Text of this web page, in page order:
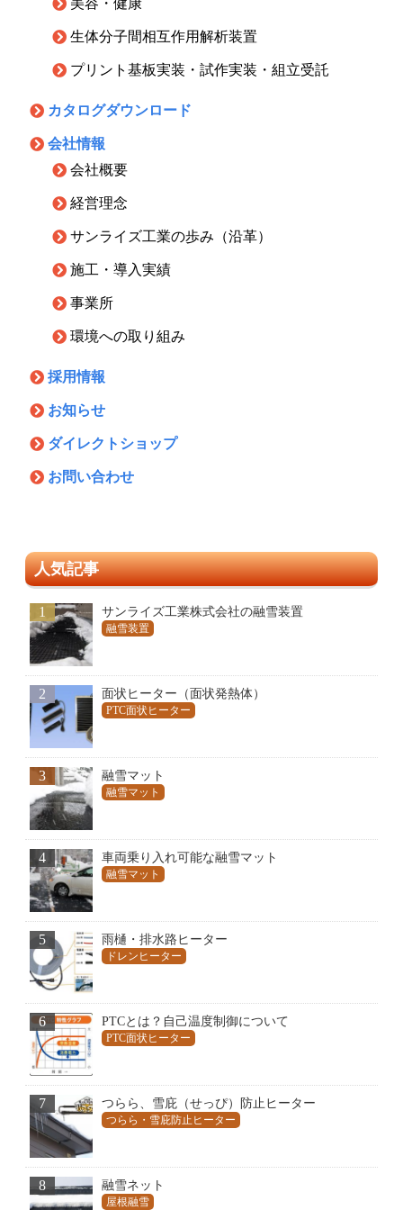
生体分子間相互作用解析装置
プリント基板実装・試作実装・組立受託
カタログダウンロード
会社情報
会社概要
経営理念
サンライズ工業の歩み（沿革）
施工・導入実績
事業所
環境への取り組み
採用情報
お知らせ
ダイレクトショップ
お問い合わせ
人気記事
1 サンライズ工業株式会社の融雪装置
融雪装置
2 面状ヒーター（面状発熱体）
PTC面状ヒーター
3 融雪マット
融雪マット
4 車両乗り入れ可能な融雪マット
融雪マット
5 雨樋・排水路ヒーター
ドレンヒーター
6 PTCとは？自己温度制御について
PTC面状ヒーター
7 つらら、雪庇（せっぴ）防止ヒーター
つらら・雪庇防止ヒーター
8 融雪ネット
屋根融雪